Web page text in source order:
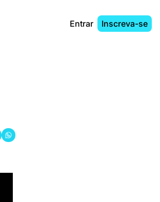
Entrar Inscreva-se